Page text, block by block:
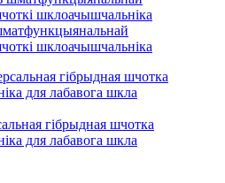
шклоачышчальніка
гібрыдная шчотка
для лабавога шкла